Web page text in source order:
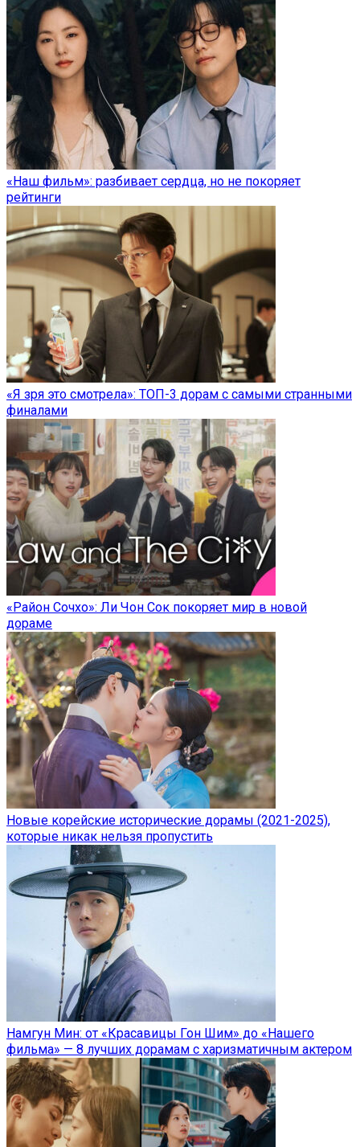
«Наш фильм»: разбивает сердца, но не покоряет
рейтинги
«Я зря это смотрела»: ТОП-3 дорам с самыми странными
финалами
«Район Сочхо»: Ли Чон Сок покоряет мир в новой
дораме
Новые корейские исторические дорамы (2021-2025),
которые никак нельзя пропустить
Намгун Мин: от «Красавицы Гон Шим» до «Нашего
фильма» — 8 лучших дорамам с харизматичным актером